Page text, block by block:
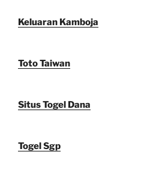
Keluaran Kamboja
Toto Taiwan
Situs Togel Dana
Togel Sgp